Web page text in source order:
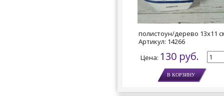
полистоун/дерево 13х11
Артикул: 14266
Цена: 130 руб.